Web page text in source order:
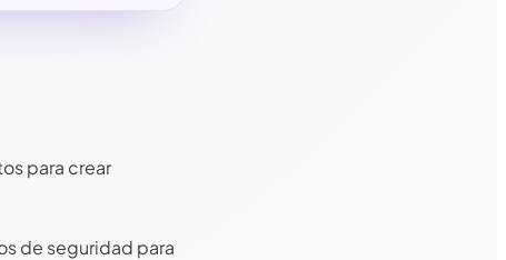
para crear
de seguridad para